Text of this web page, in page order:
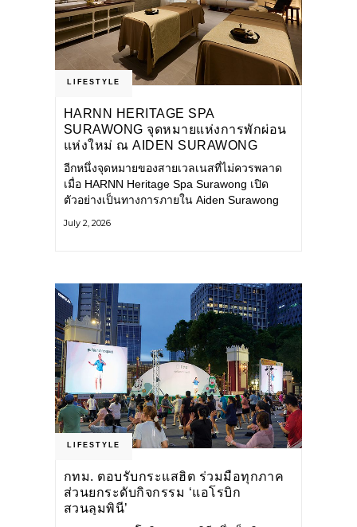
LIFESTYLE
HARNN HERITAGE SPA
SURAWONG จุดหมายแห่งการพักผ่อน
แห่งใหม่ ณ AIDEN SURAWONG
BANGKOK
อีกหนึ่งจุดหมายของสายเวลเนสที่ไม่ควรพลาด
เมื่อ HARNN Heritage Spa Surawong เปิด
ตัวอย่างเป็นทางการภายใน Aiden Surawong
ของเมืองใหญ่ มาสัมผัสประสบการณ์การพักผ่อน
July 2, 2026
LIFESTYLE
กทม. ตอบรับกระแสฮิต ร่วมมือทุกภาค
ส่วนยกระดับกิจกรรม ‘แอโรบิก
สวนลุมพินี’